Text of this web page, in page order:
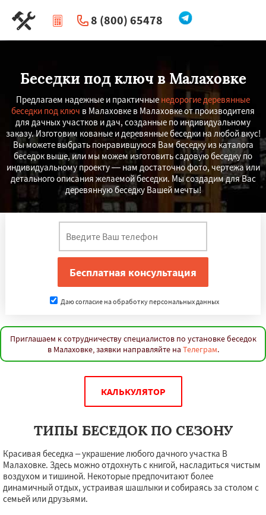
8 (800) 65478
| Перезвоните мне
Беседки под ключ в Малаховке
Предлагаем надежные и практичные недорогие деревянные
беседки под ключ в Малаховке в Малаховке от производителя
для дачных участков и дач, созданные по индивидуальному
заказу. Изготовим кованые и деревянные беседки на любой вкус!
Вы можете выбрать понравившуюся Вам беседку из каталога
беседок выше, или мы можем изготовить садовую беседку по
индивидуальному проекту — нам достаточно фото, чертежа или
детального описания желаемой беседки. Мы создадим для Вас
деревянную беседку Вашей мечты!
Даю согласие на обработку персональных данных
Приглашаем к сотрудничеству специалистов по установке беседок
в Малаховке, заявки направляйте на Телеграм.
КАЛЬКУЛЯТОР
ТИПЫ БЕСЕДОК ПО СЕЗОНУ
Красивая беседка – украшение любого дачного участка В
Малаховке. Здесь можно отдохнуть с книгой, насладиться чистым
воздухом и тишиной. Некоторые предпочитают более
динамичный отдых, устраивая шашлыки и собираясь за столом с
семьей или друзьями.